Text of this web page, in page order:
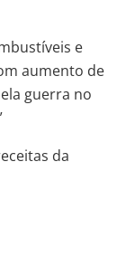
e
aumento de
guerra no
da